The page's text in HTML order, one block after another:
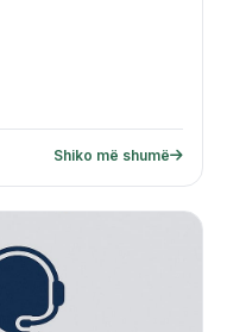
Shiko më shumë